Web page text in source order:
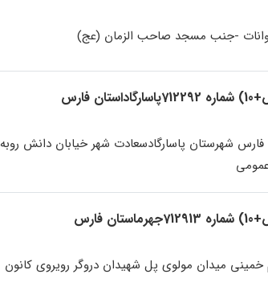
-جنب مسجد صاحب الزمان (عج)
شهرستان پاسارگادسعادت شهر خیابان دانش روبه
خمینی میدان مولوی پل شهیدان دروگر رویروی کانون